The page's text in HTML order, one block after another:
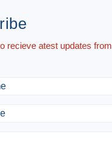
recieve atest updates from